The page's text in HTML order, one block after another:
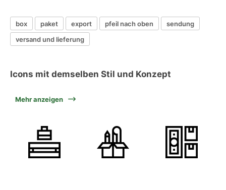
box paket export pfeil nach oben
sendung
versand und lieferung
Icons mit demselben Stil und Konzept
Mehr anzeigen